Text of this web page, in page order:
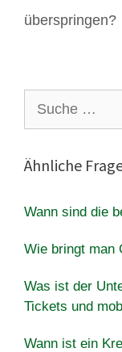
überspringen?
nach:
Ähnliche
Wann sind die
Wie bringt man
Was ist der
Tickets und
Wann ist ein